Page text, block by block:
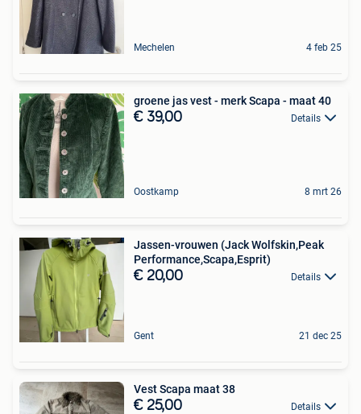
Mechelen 4 feb 25
groene jas vest - merk Scapa - maat 40
€ 39,00 Details
Oostkamp 8 mrt 26
Jassen-vrouwen (Jack Wolfskin,Peak
Performance,Scapa,Esprit)
€ 20,00 Details
Gent 21 dec 25
Vest Scapa maat 38
€ 25,00 Details